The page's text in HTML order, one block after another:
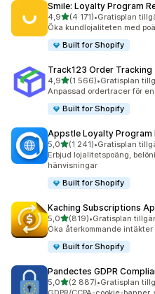
Smile: Loyalty Program
4,9av 5 stjärnor
(4 171)
4171 recensioner totalt
•Gratisplan
Öka kundlojaliteten med
Built for Shopify
Track123 Order Tracking
4,9av 5 stjärnor
(1 566)
1566 recensioner totalt
•Gratisplan
Anpassad ordertracer för
Built for Shopify
Appstle Loyalty Program
5,0av 5 stjärnor
(1 241)
1241 recensioner totalt
•Gratisplan
Erbjud lojalitetspoäng,
hänvisningar
Built for Shopify
Kaching Subscriptions
5,0av 5 stjärnor
(819)
819 recensioner totalt
•Gratisplan
Öka återkommande
Built for Shopify
Pandectes GDPR
5,0av 5 stjärnor
(2 887)
2887 recensioner totalt
•Gratisplan